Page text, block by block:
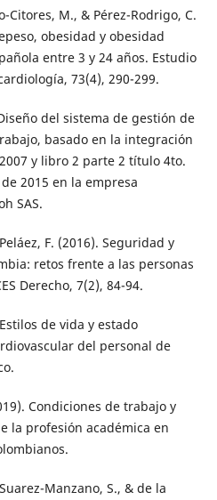
Citores, M., & Pérez-Rodrigo, C.
obesidad y obesidad
entre 3 y 24 años. Estudio
73(4), 290-299.
del sistema de gestión de
basado en la integración
y libro 2 parte 2 título 4to.
2015 en la empresa
SAS.
F. (2016). Seguridad y
retos frente a las personas
Derecho, 7(2), 84-94.
de vida y estado
del personal de
Condiciones de trabajo y
la profesión académica en
Manzano, S., & de la